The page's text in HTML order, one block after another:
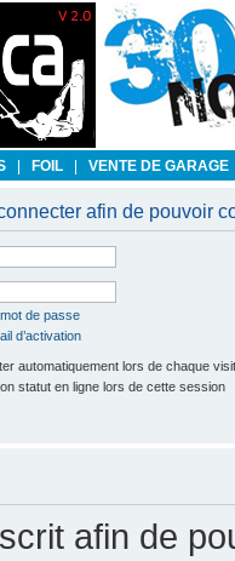
FOIL VENTE DE GARAGE
afin de pouvoir
de passe
d’activation
automatiquement lors de chaque
statut en ligne lors de cette session
afin de